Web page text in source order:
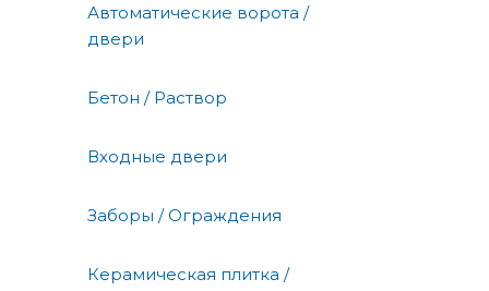
Автоматические ворота /
двери
Бетон / Раствор
Входные двери
Заборы / Ограждения
Керамическая плитка /